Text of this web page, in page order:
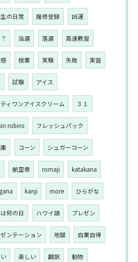
の日常 履修登録 凶運
当選 落選 高速教習
授業 実験 失敗 実習
試験 アイス
ィワンアイスクリーム ３１
robins フレッシュパック
コーン シュガーコーン
航空券 romaji katakana
kanji more ひらがな
何の日 ハワイ語 プレゼン
ンテーション 地獄 自業自得
楽しい 翻訳 動物